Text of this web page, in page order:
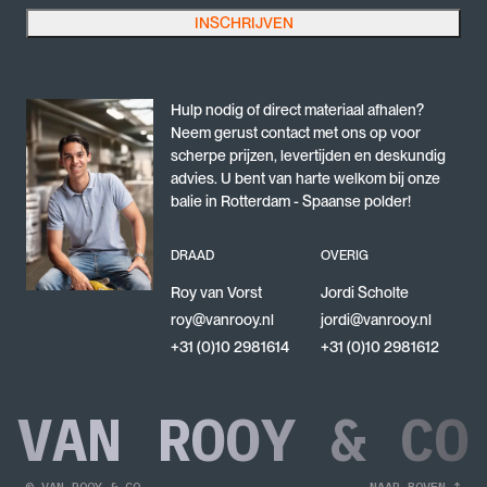
beste advies ontvangt bij uw aankoop.
constructie- en bouwprojecten. Dit product biedt de
stabiliteit en duurzaamheid die vereist zijn voor hellende
verbindingen en zorgt ervoor dat u met vertrouwen kunt
bouwen, wetende dat u een product van hoge kwaliteit in
handen heeft.
Dit veld is bedoeld voor validatiedoeleinden en moet niet worden gewijzigd.
INSCHRIJVEN
Hulp nodig of direct materiaal afhalen?
Neem gerust contact met ons op voor
scherpe prijzen, levertijden en deskundig
advies. U bent van harte welkom bij onze
balie in Rotterdam - Spaanse polder!
DRAAD
Roy van Vorst
roy@vanrooy.nl
+31 (0)10 2981614
OVERIG
Jordi Scholte
jordi@vanrooy.nl
+31 (0)10 2981612
VAN ROOY & CO